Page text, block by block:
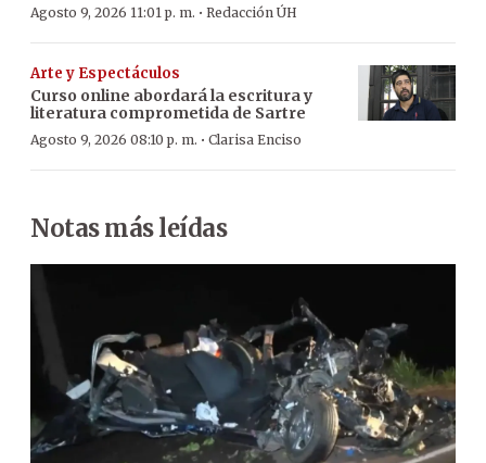
Agosto 9, 2026 11:01 p. m. · Redacción ÚH
Arte y Espectáculos
Curso online abordará la escritura y
literatura comprometida de Sartre
Agosto 9, 2026 08:10 p. m. · Clarisa Enciso
Notas más leídas